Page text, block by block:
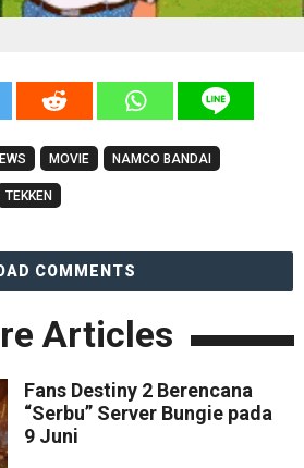
MOVIE NAMCO BANDAI
TEKKEN
COMMENTS
Articles
Fans Destiny 2 Berencana
“Serbu” Server Bungie pada
9 Juni